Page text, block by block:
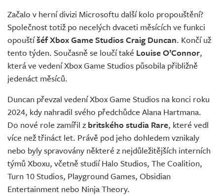
Živě
Začalo v herní divizi Microsoftu další kolo propouštění?
Společnost totiž po necelých dvaceti měsících ve funkci
opouštíšéf Xbox Game Studios Craig Duncan. Končí už
tento týden. Současně se loučí také Louise O’Connor,
která ve vedení Xbox Game Studios působila přibližně
jedenáct měsíců.
Duncan převzal vedení Xbox Game Studios na konci roku
2024, kdy nahradil svého předchůdce Alana Hartmana.
Do nové role zamířil z britského studia Rare, které vedl
více než třináct let. Právě pod jeho dohledem vznikaly
nebo byly spravovány některé z nejdůležitějších interních
týmů Xboxu, včetně studií Halo Studios, The Coalition,
Turn 10 Studios, Playground Games, Obsidian
Entertainment nebo Ninja Theory.